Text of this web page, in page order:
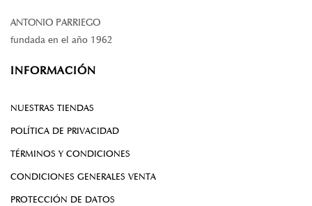
ANTONIO PARRIEGO
fundada en el año 1962
INFORMACIÓN
NUESTRAS TIENDAS
POLÍTICA DE PRIVACIDAD
TÉRMINOS Y CONDICIONES
CONDICIONES GENERALES VENTA
PROTECCIÓN DE DATOS